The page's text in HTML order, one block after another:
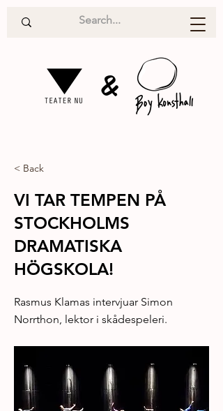
&
< Back
VI TAR TEMPEN PÅ
STOCKHOLMS
DRAMATISKA
HÖGSKOLA!
Rasmus Klamas intervjuar Simon
Norrthon, lektor i skådespeleri.